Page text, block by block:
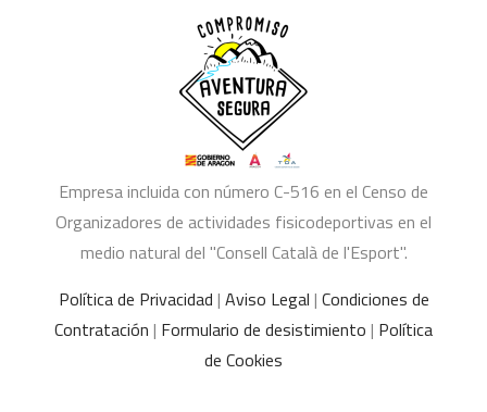
Empresa incluida con número C-516 en el Censo de
Organizadores de actividades fisicodeportivas en el
medio natural del "Consell Català de l'Esport".
Política de Privacidad | Aviso Legal | Condiciones de
Contratación | Formulario de desistimiento | Política
de Cookies